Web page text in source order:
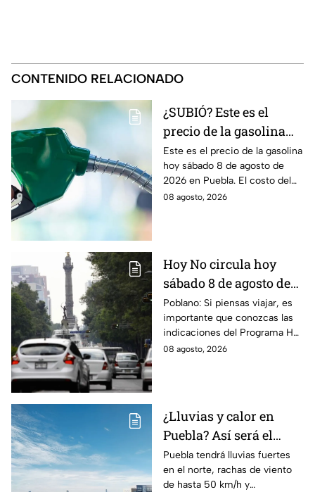
CONTENIDO RELACIONADO
¿SUBIÓ? Este es el
precio de la gasolina
Puebla hoy sábado 8 de
agosto de 2026
Este es el precio de la gasolina
hoy sábado 8 de agosto de
2026 en Puebla. El costo del
combustible cambia todos los
08 agosto, 2026
Hoy No circula hoy
sábado 8 de agosto de
2026: ¿Qué autos no
transitan en la CDMX y
EdoMex?
Poblano: Si piensas viajar, es
importante que conozcas las
indicaciones del Programa Hoy
No Circula HOY sábado 8 de
08 agosto, 2026
¿Lluvias y calor en
Puebla? Así será el
clima HOY sábado 8 de
agosto
Puebla tendrá lluvias fuertes
en el norte, rachas de viento
de hasta 50 km/h y